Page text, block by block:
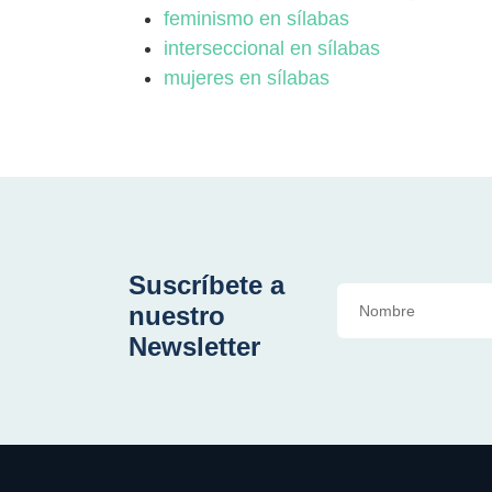
feminismo en sílabas
interseccional en sílabas
mujeres en sílabas
Suscríbete a
nuestro
Newsletter